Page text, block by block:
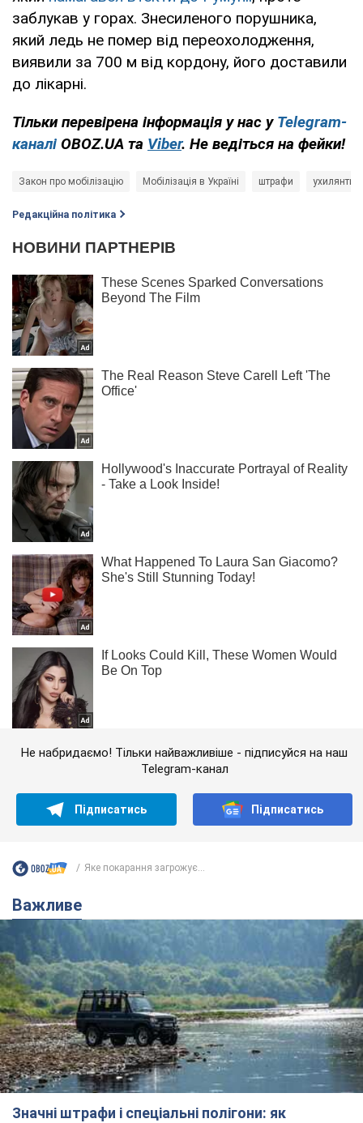
заблукав у горах. Знесиленого порушника,
який ледь не помер від переохолодження,
виявили за 700 м від кордону, його доставили
до лікарні.
Тільки перевірена інформація у нас у Telegram-
каналі OBOZ.UA та Viber. Не ведіться на фейки!
Закон про мобілізацію Мобілізація в Україні штрафи ухилянти
Редакційна політика
Не набридаємо! Тільки найважливіше - підписуйся на наш
Telegram-канал
Підписатись Підписатись
Яке покарання загрожує...
Важливе
Значні штрафи і спеціальні полігони: як